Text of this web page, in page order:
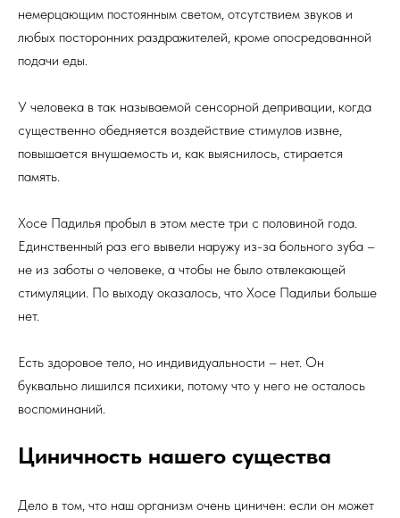
немерцающим постоянным светом, отсутствием звуков и
любых посторонних раздражителей, кроме опосредованной
подачи еды.
У человека в так называемой сенсорной депривации, когда
существенно обедняется воздействие стимулов извне,
повышается внушаемость и, как выяснилось, стирается
память.
Хосе Падилья пробыл в этом месте три с половиной года.
Единственный раз его вывели наружу из-за больного зуба –
не из заботы о человеке, а чтобы не было отвлекающей
стимуляции. По выходу оказалось, что Хосе Падильи больше
нет.
Есть здоровое тело, но индивидуальности – нет. Он
буквально лишился психики, потому что у него не осталось
воспоминаний.
Циничность нашего существа
Дело в том, что наш организм очень циничен: если он может